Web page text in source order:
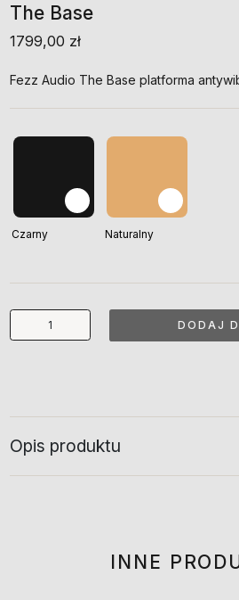
The Base
1799,00 zł
Fezz Audio The Base platforma
Czarny Naturalny
ilość
The
DODAJ
Opis produktu
INNE